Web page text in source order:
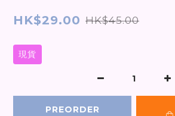
HK$29.00 HK$45.00
現貨
PREORDER